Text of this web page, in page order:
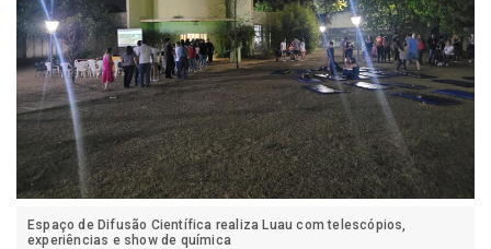
Espaço de Difusão Científica realiza Luau com telescópios,
experiências e show de química